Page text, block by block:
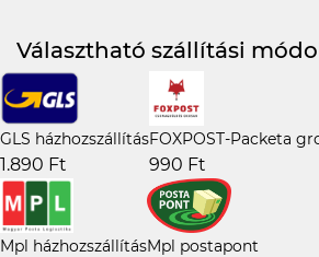
Választható szállítási
GLS házhozszállítás
1.890 Ft
FOXPOST-Packeta
990 Ft
Mpl házhozszállításMpl postapont